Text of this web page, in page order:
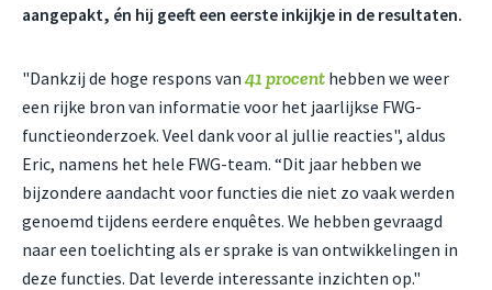
aangepakt, én hij geeft een eerste inkijkje in de resultaten.
"Dankzij de hoge respons van 41 procent hebben we weer
een rijke bron van informatie voor het jaarlijkse FWG-
functieonderzoek. Veel dank voor al jullie reacties", aldus
Eric, namens het hele FWG-team. “Dit jaar hebben we
bijzondere aandacht voor functies die niet zo vaak werden
genoemd tijdens eerdere enquêtes. We hebben gevraagd
naar een toelichting als er sprake is van ontwikkelingen in
deze functies. Dat leverde interessante inzichten op."